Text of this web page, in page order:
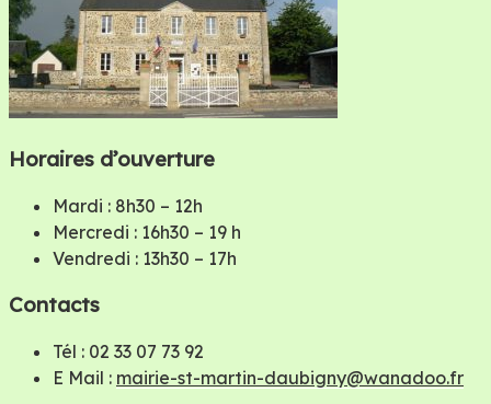
Horaires d’ouverture
Mardi : 8h30 – 12h
Mercredi : 16h30 – 19 h
Vendredi : 13h30 – 17h
Contacts
Tél : 02 33 07 73 92
E Mail : mairie-st-martin-daubigny@wanadoo.fr